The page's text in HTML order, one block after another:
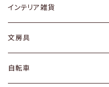
ローテーブル / サイドテーブル
デスク / コンソール
ドレッサー
フロアライト
リング
ピアス / イヤリング
財布
バッグ
アウター
グラス / タンブラー
カップ / マグ
プレート / ボウル
インテリア雑貨
文房具
自転車